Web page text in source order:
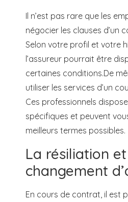
Il n’est pas rare que les
négocier les clauses d’un
Selon votre profil et votre
l’assureur pourrait être
certaines conditions.De
utiliser les services d’un
Ces professionnels
spécifiques et peuvent
meilleurs termes possibles.
La résiliation
changement
En cours de contrat, il est